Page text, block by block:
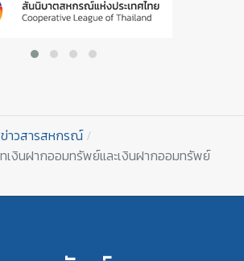
ข่าวสารสหกรณ์
เงินฝากออมทรัพย์และเงินฝากออมทรัพย์